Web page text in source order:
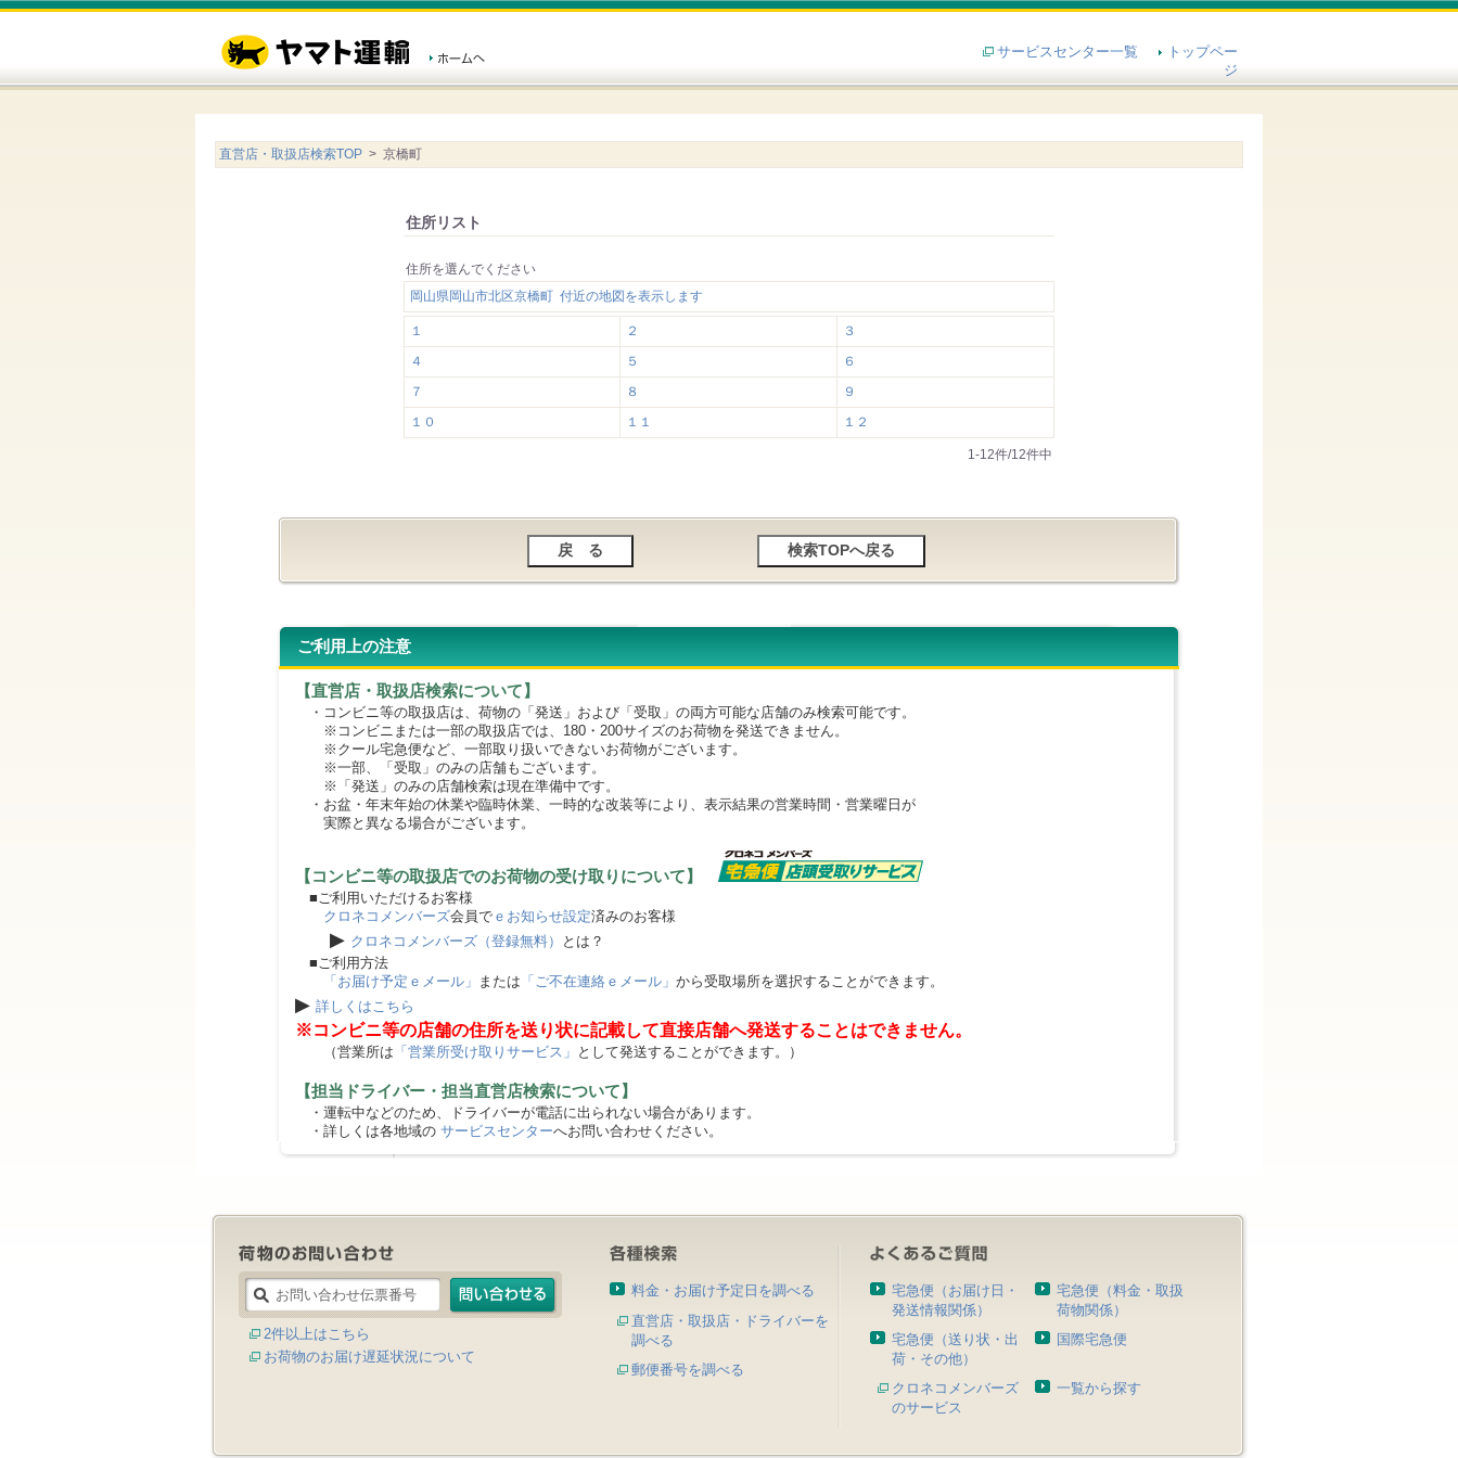
サービスセンター一覧
トップペー
ジ
直営店・取扱店検索TOP > 京橋町
住所リスト
住所を選んでください
岡山県岡山市北区京橋町 付近の地図を表示します
１ ２
３
４
５
６
７
８
９
１０
１１ １２
1-12件/12件中
ご利用上の注意
【直営店・取扱店検索について】
・コンビニ等の取扱店は、荷物の「発送」および「受取」の両方可能な店舗のみ検索可能です。
※コンビニまたは一部の取扱店では、180・200サイズのお荷物を発送できません。
※クール宅急便など、一部取り扱いできないお荷物がございます。
※一部、「受取」のみの店舗もございます。
※「発送」のみの店舗検索は現在準備中です。
・お盆・年末年始の休業や臨時休業、一時的な改装等により、表示結果の営業時間・営業曜日が
実際と異なる場合がございます。
【コンビニ等の取扱店でのお荷物の受け取りについて】
■ご利用いただけるお客様
クロネコメンバーズ会員で ｅお知らせ設定済みのお客様
▶ クロネコメンバーズ（登録無料）
とは？
■ご利用方法
「お届け予定ｅメール」 または 「ご不在連絡ｅメール」 から受取場所を選択することができます。
▶ 詳しくはこちら
※コンビニ等の店舗の住所を送り状に記載して直接店舗へ発送することはできません。
（営業所は 「営業所受け取りサービス」 として発送することができます。）
【担当ドライバー・担当直営店検索について】
・運転中などのため、ドライバーが電話に出られない場合があります。
・詳しくは各地域の サービスセンターへお問い合わせください。
2件以上はこちら
お荷物のお届け遅延状況について
料金・お届け予定日を調べる
直営店・取扱店・ドライバーを
調べる
郵便番号を調べる
宅急便（お届け日・
発送情報関係）
宅急便（料金・取扱
荷物関係）
宅急便（送り状・出
荷・その他）
国際宅急便
クロネコメンバーズ
のサービス
一覧から探す